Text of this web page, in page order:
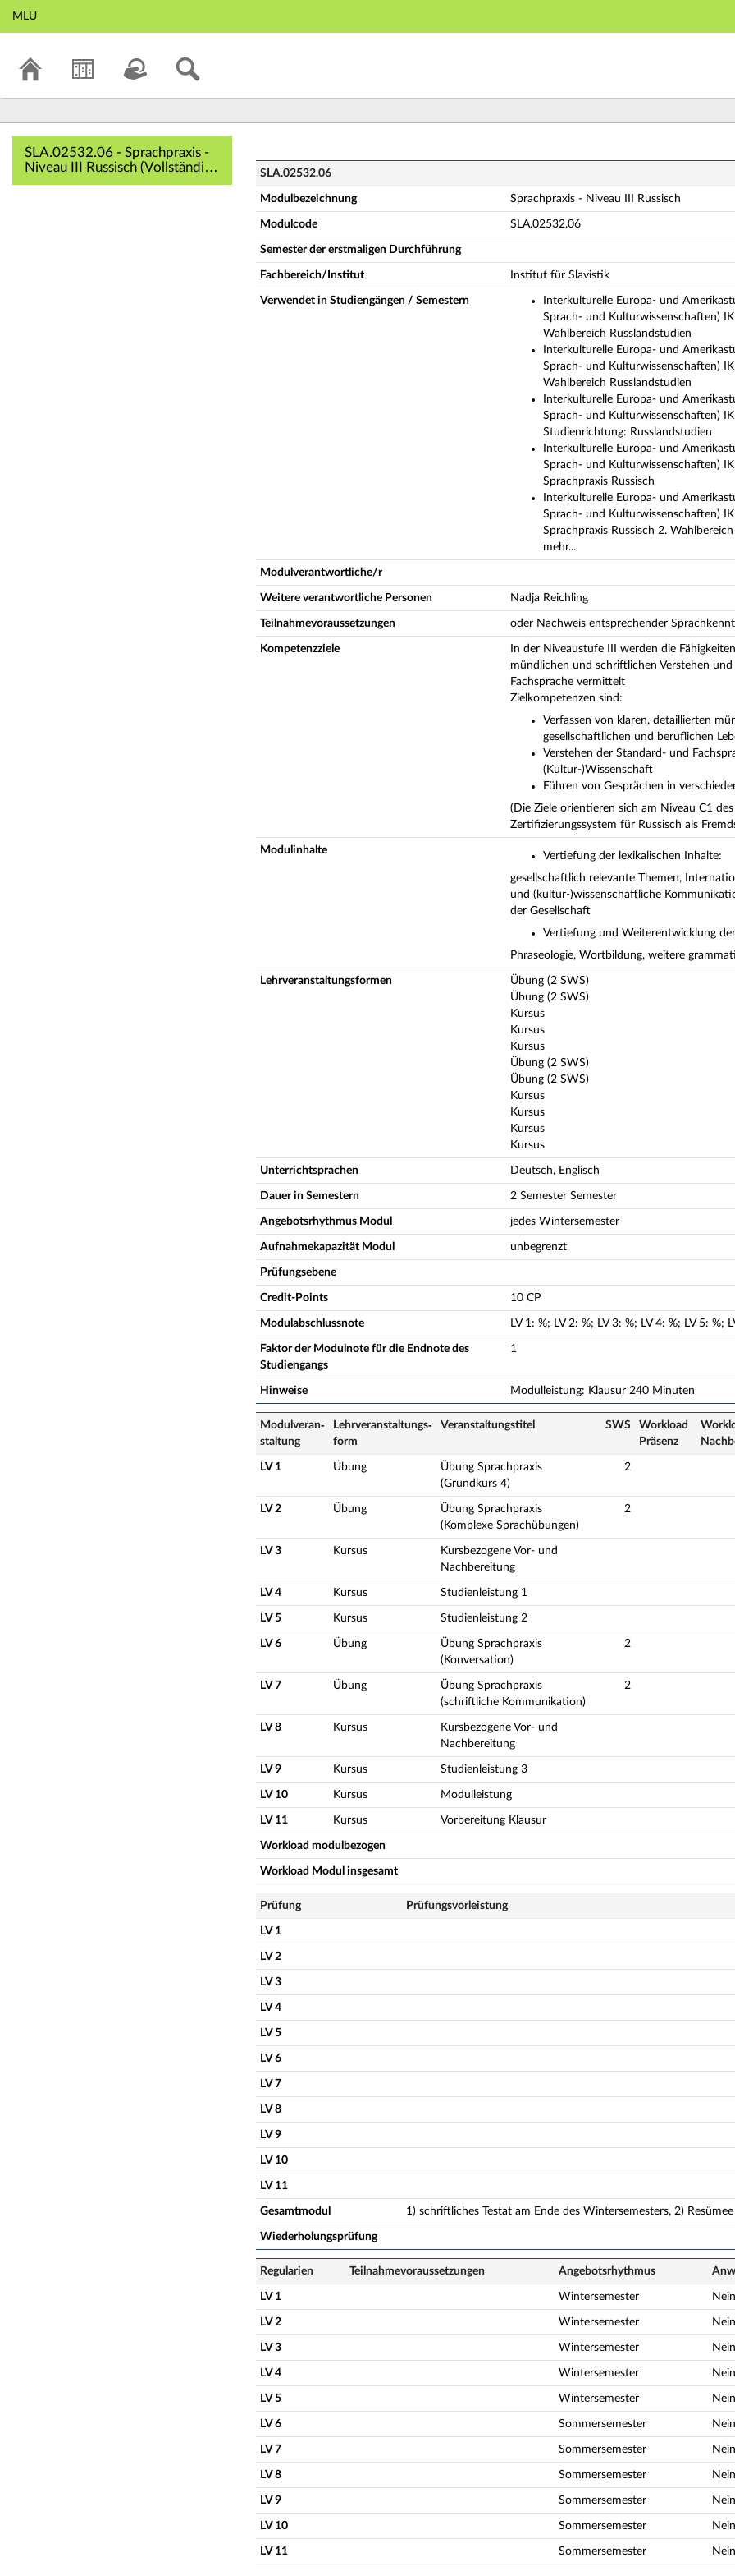
Hauptnavigation
MLU
SLA.02532.06 - Sprachpraxis -
Niveau III Russisch (Vollständige
Modulbeschreibung)
SLA.02532.06
Modulbezeichnung Sprachpraxis - Niveau III Russisch
Modulcode SLA.02532.06
Semester der erstmaligen Durchführung
Fachbereich/Institut Institut für Slavistik
Verwendet in Studiengängen / Semestern
Interkulturelle Europa- und
Sprach- und Kulturwissenschaften)
Wahlbereich Russlandstudien
Interkulturelle Europa- und
Sprach- und Kulturwissenschaften)
Wahlbereich Russlandstudien
Interkulturelle Europa- und
Sprach- und Kulturwissenschaften)
Studienrichtung: Russlandstudien
Interkulturelle Europa- und
Sprach- und Kulturwissenschaften)
Sprachpraxis Russisch
Interkulturelle Europa- und
Sprach- und Kulturwissenschaften)
Sprachpraxis Russisch 2. Wahlbereich
mehr...
Modulverantwortliche/r
Weitere verantwortliche Personen Nadja Reichling
Teilnahmevoraussetzungen oder Nachweis entsprechender
Kompetenzziele
In der Niveaustufe III werden die
mündlichen und schriftlichen Verstehen
Fachsprache vermittelt
Zielkompetenzen sind:
Verfassen von klaren, detaillierten
gesellschaftlichen und beruflichen
Verstehen der Standard- und
(Kultur-)Wissenschaft
Führen von Gesprächen in
(Die Ziele orientieren sich am Niveau C1
Zertifizierungssystem für Russisch als
Modulinhalte
Vertiefung der lexikalischen Inhalte:
gesellschaftlich relevante Themen,
und (kultur-)wissenschaftliche
der Gesellschaft
Vertiefung und Weiterentwicklung
Phraseologie, Wortbildung, weitere
Lehrveranstaltungsformen
Übung (2 SWS)
Übung (2 SWS)
Kursus
Kursus
Kursus
Übung (2 SWS)
Übung (2 SWS)
Kursus
Kursus
Kursus
Kursus
Unterrichtsprachen Deutsch, Englisch
Dauer in Semestern 2 Semester Semester
Angebotsrhythmus Modul jedes Wintersemester
Aufnahmekapazität Modul unbegrenzt
Prüfungsebene
Credit-Points 10 CP
Modulabschlussnote LV 1: %; LV 2: %; LV 3: %; LV 4: %; LV 5: %;
Faktor der Modulnote für die Endnote des
Studiengangs
1
Hinweise Modulleistung: Klausur 240 Minuten
Modulveran­
staltung
Lehrveranstaltungs­
form
Veranstaltungs­titel SWS
Workload
Präsenz
LV 1 Übung
Übung Sprachpraxis
(Grundkurs 4)
2
LV 2 Übung
Übung Sprachpraxis
(Komplexe Sprachübungen)
2
LV 3 Kursus
Kursbezogene Vor- und
Nachbereitung
LV 4 Kursus Studienleistung 1
LV 5 Kursus Studienleistung 2
LV 6 Übung
Übung Sprachpraxis
(Konversation)
2
LV 7 Übung
Übung Sprachpraxis
(schriftliche Kommunikation)
2
LV 8 Kursus
Kursbezogene Vor- und
Nachbereitung
LV 9 Kursus Studienleistung 3
LV 10 Kursus Modulleistung
LV 11 Kursus Vorbereitung Klausur
Workload modulbezogen
Workload Modul insgesamt
Prüfung Prüfungsvorleistung
LV 1
LV 2
LV 3
LV 4
LV 5
LV 6
LV 7
LV 8
LV 9
LV 10
LV 11
Gesamtmodul 1) schriftliches Testat am Ende des Wintersemesters, 2)
Wiederholungsprüfung
Regularien Teilnahme­voraussetzungen Angebots­rhythmus
LV 1 Wintersemester Nein
LV 2 Wintersemester Nein
LV 3 Wintersemester Nein
LV 4 Wintersemester Nein
LV 5 Wintersemester Nein
LV 6 Sommersemester Nein
LV 7 Sommersemester Nein
LV 8 Sommersemester Nein
LV 9 Sommersemester Nein
LV 10 Sommersemester Nein
LV 11 Sommersemester Nein